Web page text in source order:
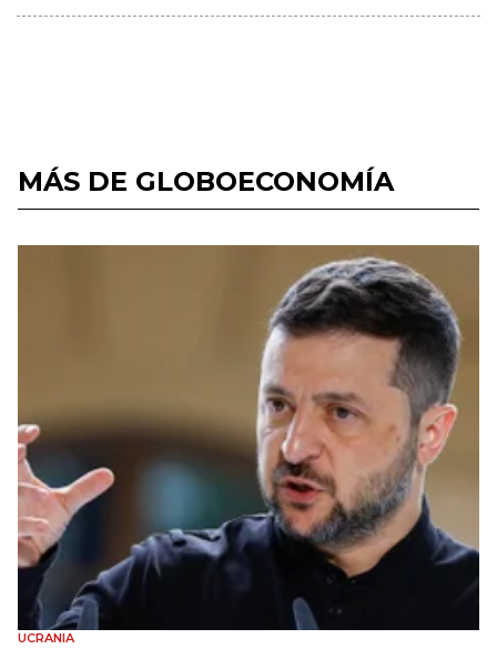
MÁS DE GLOBOECONOMÍA
UCRANIA